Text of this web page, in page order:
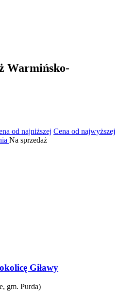
Warmińsko-
od najniższej Cena od najwyższej
Na sprzedaż
Giławy
gm. Purda)